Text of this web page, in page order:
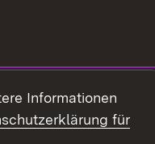
Informationen
für